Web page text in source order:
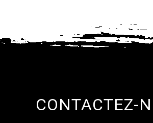
CONTACTEZ-